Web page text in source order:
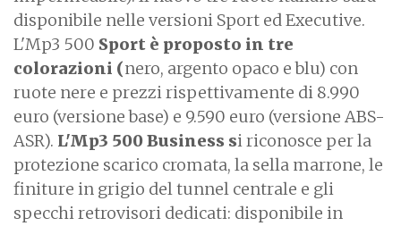
disponibile nelle versioni Sport ed Executive.
L'Mp3 500 Sport è proposto in tre
colorazioni (nero, argento opaco e blu) con
ruote nere e prezzi rispettivamente di 8.990
euro (versione base) e 9.590 euro (versione ABS-
ASR). L'Mp3 500 Business si riconosce per la
protezione scarico cromata, la sella marrone, le
finiture in grigio del tunnel centrale e gli
specchi retrovisori dedicati: disponibile in